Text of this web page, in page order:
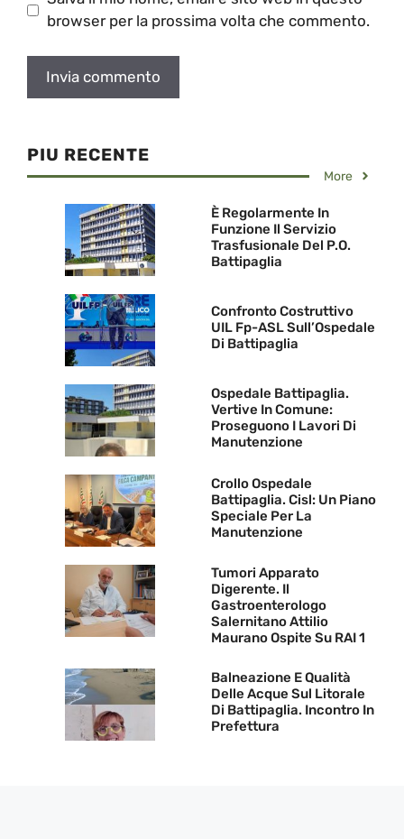
browser per la prossima volta che commento.
PIU RECENTE
More
È Regolarmente In
Funzione Il Servizio
Trasfusionale Del P.O.
Battipaglia
Confronto Costruttivo
UIL Fp-ASL Sull’Ospedale
Di Battipaglia
Ospedale Battipaglia.
Vertive In Comune:
Proseguono I Lavori Di
Manutenzione
Crollo Ospedale
Battipaglia. Cisl: Un Piano
Speciale Per La
Manutenzione
Tumori Apparato
Digerente. Il
Gastroenterologo
Salernitano Attilio
Maurano Ospite Su RAI 1
Balneazione E Qualità
Delle Acque Sul Litorale
Di Battipaglia. Incontro In
Prefettura